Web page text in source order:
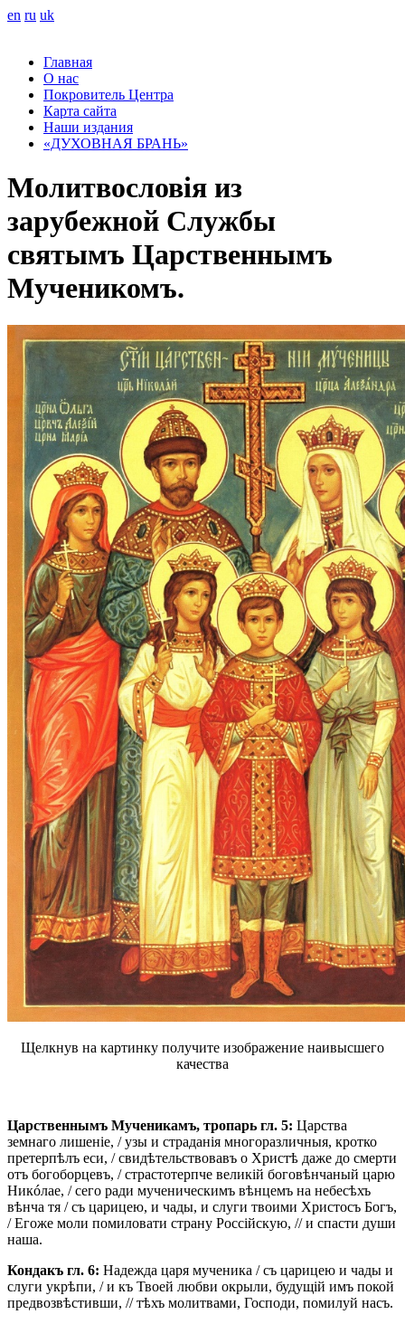
en ru uk
Главная
О нас
Покровитель Центра
Карта сайта
Наши издания
«ДУХОВНАЯ БРАНЬ»
Молитвословія из
зарубежной Службы
святымъ Царственнымъ
Мученикомъ.
Щелкнув на картинку получите изображение наивысшего
качества
Царственнымъ Мученикамъ, тропарь гл. 5: Царства
земнаго лишеніе, / узы и страданія многоразличныя, кротко
претерпѣлъ еси, / свидѣтельствовавъ о Христѣ даже до смерти
отъ богоборцевъ, / страстотерпче великій боговѣнчаный царю
Никóлае, / сего ради мученическимъ вѣнцемъ на небесѣхъ
вѣнча тя / съ царицею, и чады, и слуги твоими Христосъ Богъ,
/ Егоже моли помиловати страну Россiйскую, // и спасти души
наша.
Кондакъ гл. 6: Надежда царя мученика / съ царицею и чады и
слуги укрѣпи, / и къ Твоей любви окрыли, будущій имъ покой
предвозвѣстивши, // тѣхъ молитвами, Господи, помилуй насъ.